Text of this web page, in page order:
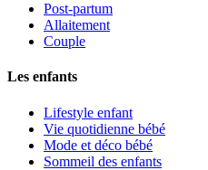
Post-partum
Allaitement
Couple
Les enfants
Lifestyle enfant
Vie quotidienne bébé
Mode et déco bébé
Sommeil des enfants